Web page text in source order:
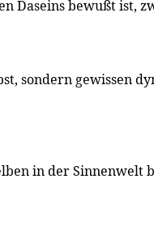
Daseins bewußt ist,
sondern gewissen
in der Sinnenwelt